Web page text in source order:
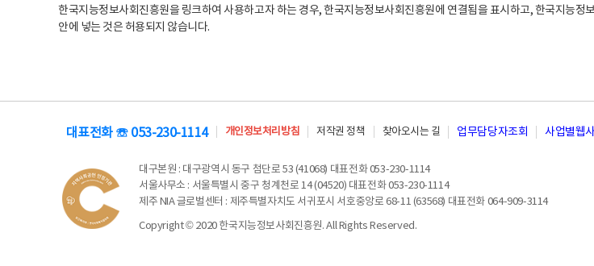
한국지능정보사회진흥원을 링크하여 사용하고자 하는 경우, 한국지능정보사회진흥원에 연결됨을 표시하고, 한국지능
안에 넣는 것은 허용되지 않습니다.
대표전화 ☏ 053-230-1114 개인정보처리방침 저작권 정책 찾아오시는 길 업무담당자조회 사업별웹
대구본원 : 대구광역시 동구 첨단로 53 (41068) 대표전화 053-230-1114
서울사무소 : 서울특별시 중구 청계천로 14 (04520) 대표전화 053-230-1114
제주 NIA 글로벌센터 : 제주특별자치도 서귀포시 서호중앙로 68-11 (63568) 대표전화 064-909-3114
Copyright © 2020 한국지능정보사회진흥원. All Rights Reserved.